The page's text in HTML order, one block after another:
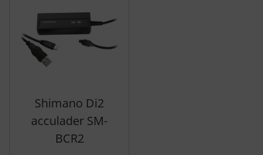
Shimano Di2
acculader SM-
BCR2
KOO
Lightweight